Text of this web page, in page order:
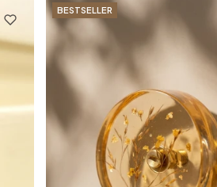
BESTSELLER